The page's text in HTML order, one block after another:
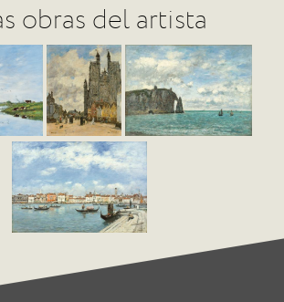
obras del artista